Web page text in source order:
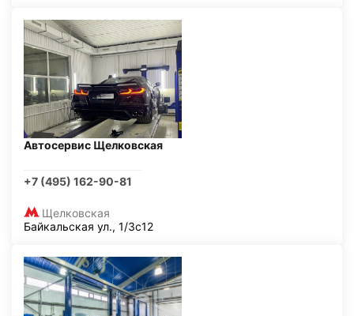
Автосервис Щелковская
+7 (495) 162-90-81
Щелковская
Байкальская ул., 1/3с12